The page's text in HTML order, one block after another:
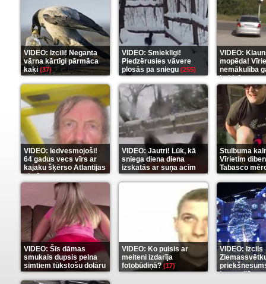
VIDEO: Izcili! Neganta
vārna kārtīgi pārmāca
kaķi(37)
VIDEO: Smieklīgi!
Piedzērusies vāvere
plosās pa sniegu (255)
VIDEO:
mopēda!
nemākulība
beidzās ar
(289)
VIDEO: Iedvesmojoši!
64 gadus vecs vīrs ar
kajaku šķērso Atlantijas
okeānu(5)
VIDEO: Jautri! Lūk, kā
sniega diena diena
izskatās ar suņa acīm
(6)
Stulbuma
Vīrietim
Tabasco
(7)
VIDEO: Šīs dāmas
smukais dupsis pelna
simtiem tūkstošu dolāru
(9)
VIDEO: Ko puisis ar
meiteni izdarīja
fotobūdiņā?(17)
VIDEO: Izcils
karu stilā(7)